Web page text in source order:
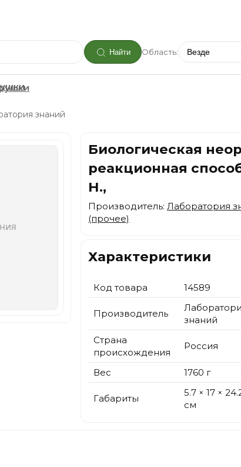
Найти Область:
знаний
Биологическая
реакционная
Н.,
Производитель: Лаборатория
(прочее)
Характеристики
Код товара 14589
Производитель
знаний
Страна
происхождения
Россия
Вес 1760 г
Габариты
5.7 × 17 ×
см